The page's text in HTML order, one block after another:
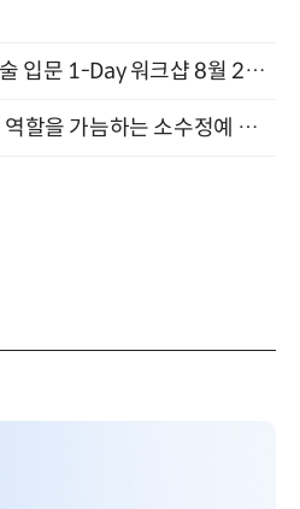
양자컴퓨팅 비즈니스·기술 입문 1-Day 워크샵 8월 28일 개최
글로벌 트렌드를 읽고, 내 역할을 가늠하는 소수정예 실습 워크숍 (8/28)